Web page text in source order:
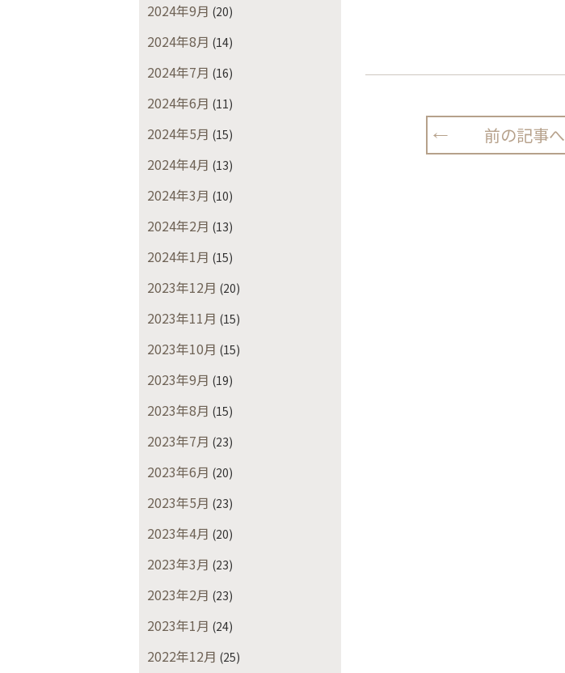
2024年9月 (20)
2024年8月 (14)
2024年7月 (16)
2024年6月 (11)
2024年5月 (15)
2024年4月 (13)
2024年3月 (10)
2024年2月 (13)
2024年1月 (15)
2023年12月 (20)
2023年11月 (15)
2023年10月 (15)
2023年9月 (19)
2023年8月 (15)
2023年7月 (23)
2023年6月 (20)
2023年5月 (23)
2023年4月 (20)
2023年3月 (23)
2023年2月 (23)
2023年1月 (24)
2022年12月 (25)
前の記事へ